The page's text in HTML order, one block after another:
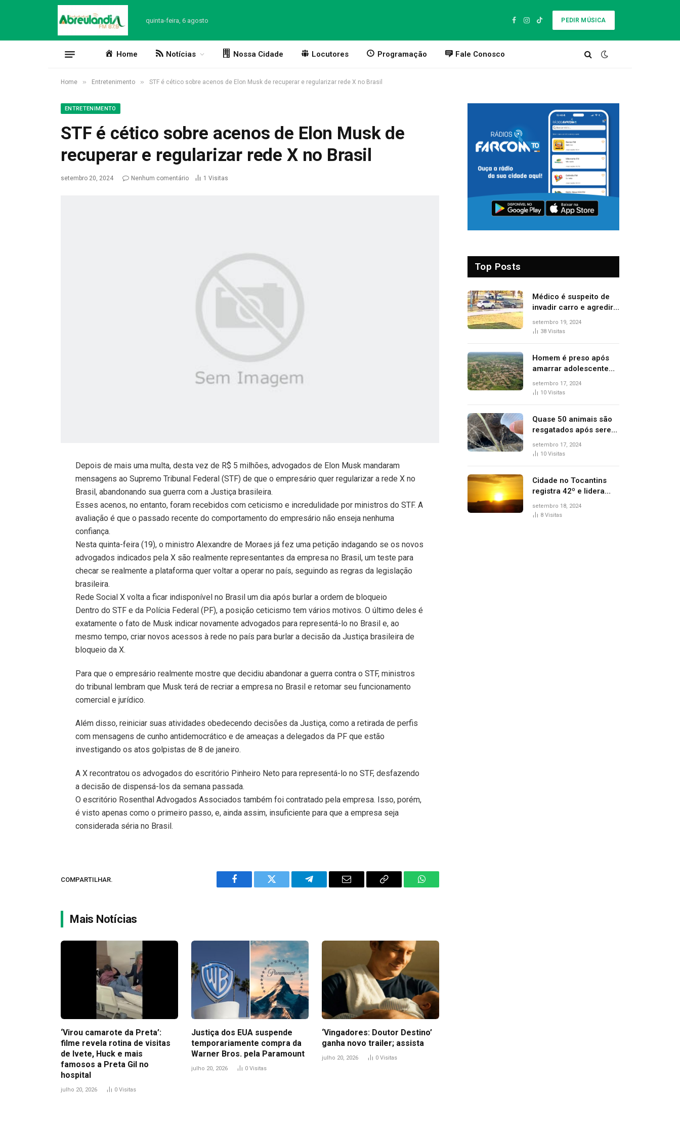
quinta-feira, 6 agosto
Facebook
Instagram
TikTok
PEDIR MÚSICA
Home Notícias Nossa Cidade Locutores Programação Fale Conosco
Home » Entretenimento » STF é cético sobre acenos de Elon Musk de recuperar e regularizar rede X no Brasil
ENTRETENIMENTO
STF é cético sobre acenos de Elon Musk de
recuperar e regularizar rede X no Brasil
setembro 20, 2024 Nenhum comentário 1 Visitas
Depois de mais uma multa, desta vez de R$ 5 milhões, advogados de Elon Musk mandaram
mensagens ao Supremo Tribunal Federal (STF) de que o empresário quer regularizar a rede X no
Brasil, abandonando sua guerra com a Justiça brasileira.
Esses acenos, no entanto, foram recebidos com ceticismo e incredulidade por ministros do STF. A
avaliação é que o passado recente do comportamento do empresário não enseja nenhuma
confiança.
Nesta quinta-feira (19), o ministro Alexandre de Moraes já fez uma petição indagando se os novos
advogados indicados pela X são realmente representantes da empresa no Brasil, um teste para
checar se realmente a plataforma quer voltar a operar no país, seguindo as regras da legislação
brasileira.
Rede Social X volta a ficar indisponível no Brasil um dia após burlar a ordem de bloqueio
Dentro do STF e da Polícia Federal (PF), a posição ceticismo tem vários motivos. O último deles é
exatamente o fato de Musk indicar novamente advogados para representá-lo no Brasil e, ao
mesmo tempo, criar novos acessos à rede no país para burlar a decisão da Justiça brasileira de
bloqueio da X.
Para que o empresário realmente mostre que decidiu abandonar a guerra contra o STF, ministros
do tribunal lembram que Musk terá de recriar a empresa no Brasil e retomar seu funcionamento
comercial e jurídico.
Além disso, reiniciar suas atividades obedecendo decisões da Justiça, como a retirada de perfis
com mensagens de cunho antidemocrático e de ameaças a delegados da PF que estão
investigando os atos golpistas de 8 de janeiro.
A X recontratou os advogados do escritório Pinheiro Neto para representá-lo no STF, desfazendo
a decisão de dispensá-los da semana passada.
O escritório Rosenthal Advogados Associados também foi contratado pela empresa. Isso, porém,
é visto apenas como o primeiro passo, e, ainda assim, insuficiente para que a empresa seja
considerada séria no Brasil.
COMPARTILHAR.
Facebook Twitter Telegram Email
Copy
WhatsApp
Mais Notícias
‘Virou camarote da Preta’:
filme revela rotina de visitas
de Ivete, Huck e mais
famosos a Preta Gil no
hospital
julho 20, 2026 0 Visitas
Justiça dos EUA suspende
temporariamente compra da
Warner Bros. pela Paramount
julho 20, 2026 0 Visitas
‘Vingadores: Doutor Destino’
ganha novo trailer; assista
julho 20, 2026 0 Visitas
Top Posts
Médico é suspeito de
invadir carro e agredir
delegado aposentado
durante confusão no
setembro 19, 2024
38 Visitas
Homem é preso após
amarrar adolescente
suspeito de furto em
estaca de cerca e
setembro 17, 2024
10 Visitas
Quase 50 animais são
resgatados após serem
vítimas de incêndios
florestais no Tocantins
setembro 17, 2024
10 Visitas
Cidade no Tocantins
registra 42º e lidera
lista de cidades mais
quentes do país, diz
setembro 18, 2024
8 Visitas